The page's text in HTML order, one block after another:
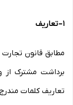
۱–تعاریف
مطابق قانون
برداشت مشترک از
تعاریف کلمات